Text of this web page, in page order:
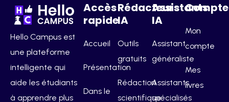
Hello Campus est
une plateforme
intelligente qui
aide les étudiants
à apprendre plus
Accès
rapide
Accueil
Présentation
Dans le
Rédacteurs
IA
Outils
gratuits
Rédaction
scientifique
Assistants
IA
Assistant
généraliste
Assistants
spécialisés
Compte
Mon
compte
Mes
livres